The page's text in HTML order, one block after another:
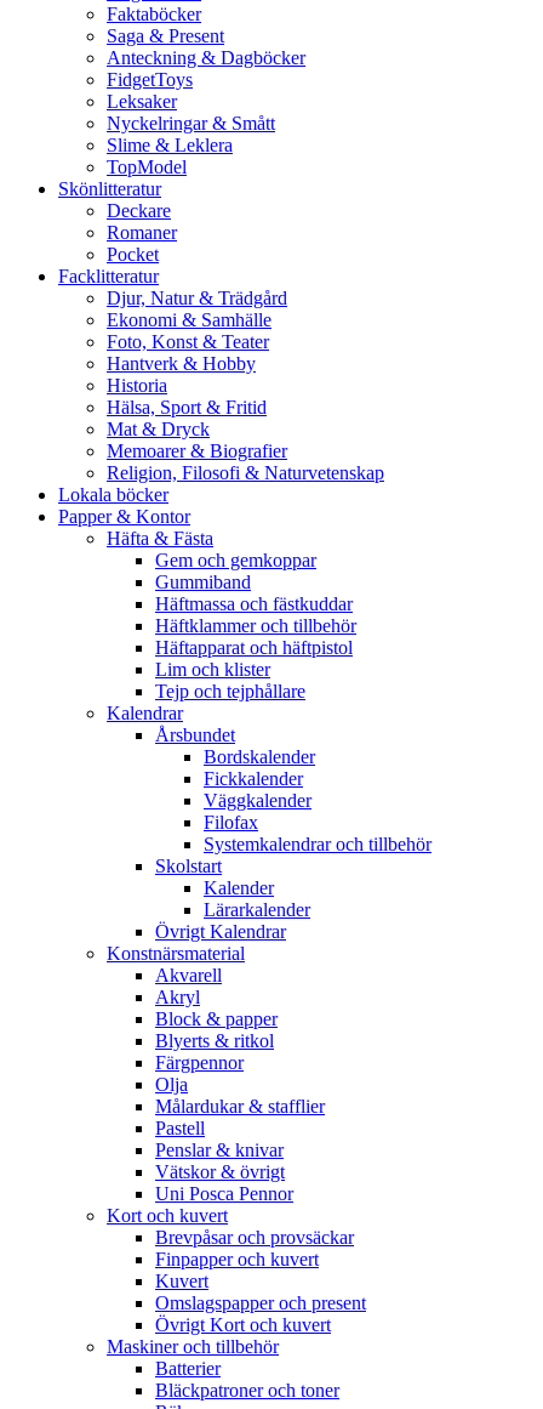
Faktaböcker
Saga & Present
Anteckning & Dagböcker
FidgetToys
Leksaker
Nyckelringar & Smått
Slime & Leklera
TopModel
Skönlitteratur
Deckare
Romaner
Pocket
Facklitteratur
Djur, Natur & Trädgård
Ekonomi & Samhälle
Foto, Konst & Teater
Hantverk & Hobby
Historia
Hälsa, Sport & Fritid
Mat & Dryck
Memoarer & Biografier
Religion, Filosofi & Naturvetenskap
Lokala böcker
Papper & Kontor
Häfta & Fästa
Gem och gemkoppar
Gummiband
Häftmassa och fästkuddar
Häftklammer och tillbehör
Häftapparat och häftpistol
Lim och klister
Tejp och tejphållare
Kalendrar
Årsbundet
Bordskalender
Fickkalender
Väggkalender
Filofax
Systemkalendrar och tillbehör
Skolstart
Kalender
Lärarkalender
Övrigt Kalendrar
Konstnärsmaterial
Akvarell
Akryl
Block & papper
Blyerts & ritkol
Färgpennor
Olja
Målardukar & stafflier
Pastell
Penslar & knivar
Vätskor & övrigt
Uni Posca Pennor
Kort och kuvert
Brevpåsar och provsäckar
Finpapper och kuvert
Kuvert
Omslagspapper och present
Övrigt Kort och kuvert
Maskiner och tillbehör
Batterier
Bläckpatroner och toner